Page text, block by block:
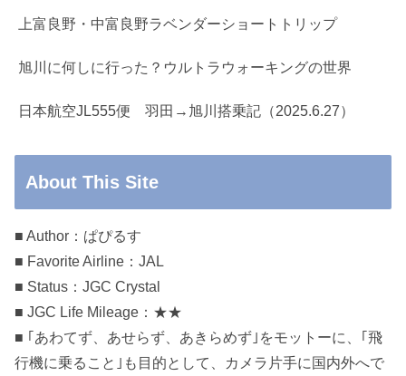
上富良野・中富良野ラベンダーショートトリップ
旭川に何しに行った？ウルトラウォーキングの世界
日本航空JL555便 羽田→旭川搭乗記（2025.6.27）
About This Site
■ Author：ぱぴるす
■ Favorite Airline：JAL
■ Status：JGC Crystal
■ JGC Life Mileage：★★
■ ｢あわてず、あせらず、あきらめず｣をモットーに、｢飛
行機に乗ること｣も目的として、カメラ片手に国内外へで